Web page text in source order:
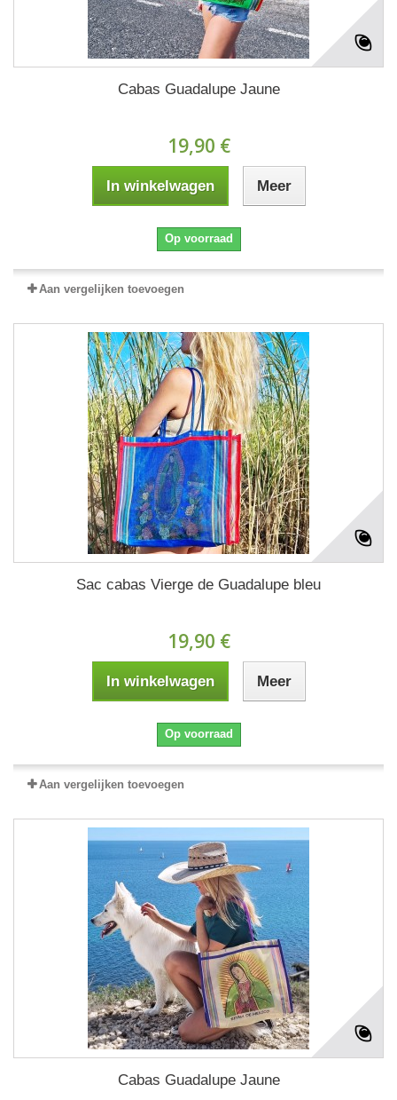
Cabas Guadalupe Jaune
19,90 €
In winkelwagen Meer
Op voorraad
Aan vergelijken toevoegen
Sac cabas Vierge de Guadalupe bleu
19,90 €
In winkelwagen Meer
Op voorraad
Aan vergelijken toevoegen
Cabas Guadalupe Jaune